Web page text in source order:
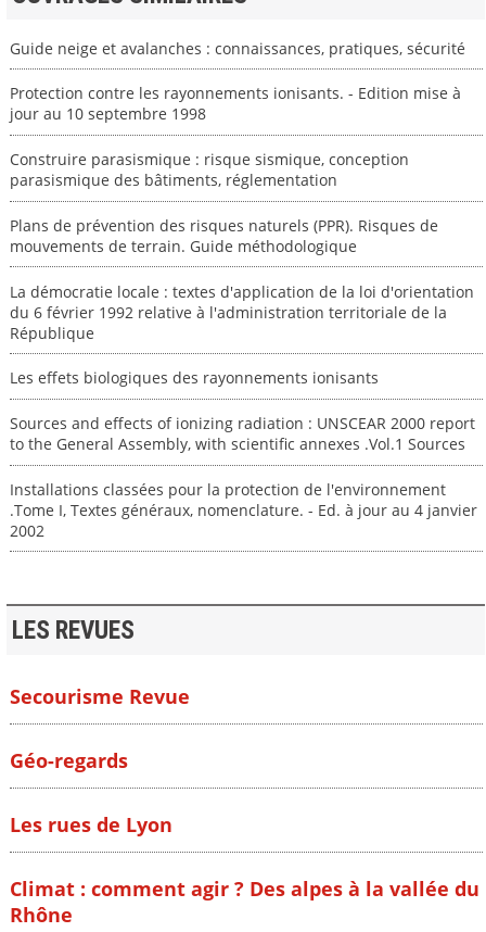
Guide neige et avalanches : connaissances, pratiques, sécurité
Protection contre les rayonnements ionisants. - Edition mise à
jour au 10 septembre 1998
Construire parasismique : risque sismique, conception
parasismique des bâtiments, réglementation
Plans de prévention des risques naturels (PPR). Risques de
mouvements de terrain. Guide méthodologique
La démocratie locale : textes d'application de la loi d'orientation
du 6 février 1992 relative à l'administration territoriale de la
République
Les effets biologiques des rayonnements ionisants
Sources and effects of ionizing radiation : UNSCEAR 2000 report
to the General Assembly, with scientific annexes .Vol.1 Sources
Installations classées pour la protection de l'environnement
.Tome I, Textes généraux, nomenclature. - Ed. à jour au 4 janvier
2002
LES REVUES
Secourisme Revue
Géo-regards
Les rues de Lyon
Climat : comment agir ? Des alpes à la vallée du
Rhône